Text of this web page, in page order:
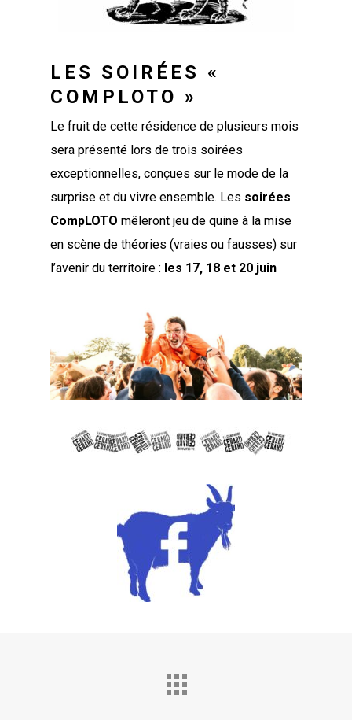
LES SOIRÉES «
COMPLOTO »
Le fruit de cette résidence de plusieurs mois
sera présenté lors de trois soirées
exceptionnelles, conçues sur le mode de la
surprise et du vivre ensemble. Les soirées
CompLOTO mêleront jeu de quine à la mise
en scène de théories (vraies ou fausses) sur
l’avenir du territoire : les 17, 18 et 20 juin